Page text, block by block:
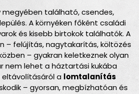
megyében található, csendes,
A környéken főként családi
és kisebb birtokok találhatók. A
– felújítás, nagytakarítás, költözés
– gyakran keletkeznek olyan
nem lehet a háztartási kukába
eltávolításáról a lomtalanítás
– gyorsan, megbízhatóan és